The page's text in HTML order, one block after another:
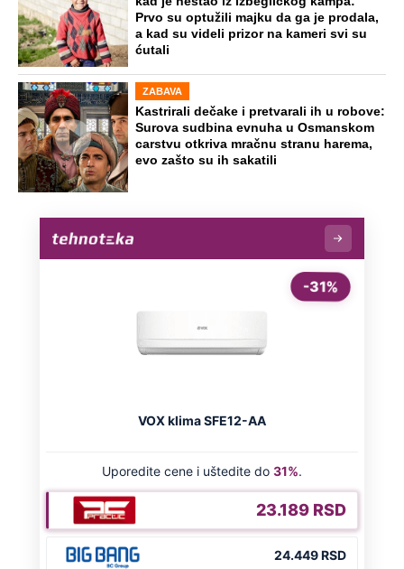
Prvo su optužili majku da ga je prodala,
a kad su videli prizor na kameri svi su
ćutali
ZABAVA
Kastrirali dečake i pretvarali ih u robove:
Surova sudbina evnuha u Osmanskom
carstvu otkriva mračnu stranu harema,
evo zašto su ih sakatili